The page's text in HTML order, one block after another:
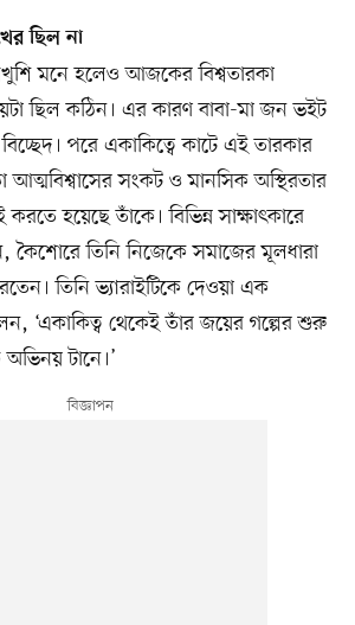
ছিল না
মনে হলেও আজকের বিশ্বতারকা
ছিল কঠিন। এর কারণ বাবা-মা জন ভইট
বিচ্ছেদ। পরে একাকিত্বে কাটে এই তারকার
সংকট ও মানসিক অস্থিরতার
হয়েছে তাঁকে। বিভিন্ন সাক্ষাৎকারে
কৈশোরে তিনি নিজেকে সমাজের মূলধারা
তিনি ভ্যারাইটিকে দেওয়া এক
‘একাকিত্ব থেকেই তাঁর জয়ের গল্পের শুরু
টানে।’